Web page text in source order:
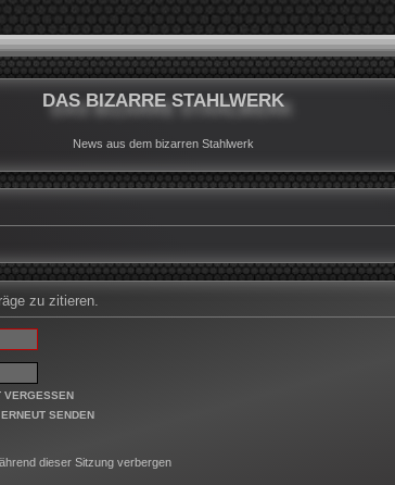
DAS BIZARRE STAHLWERK
News aus dem bizarren Stahlwerk
zu zitieren.
VERGESSEN
SENDEN
dieser Sitzung verbergen